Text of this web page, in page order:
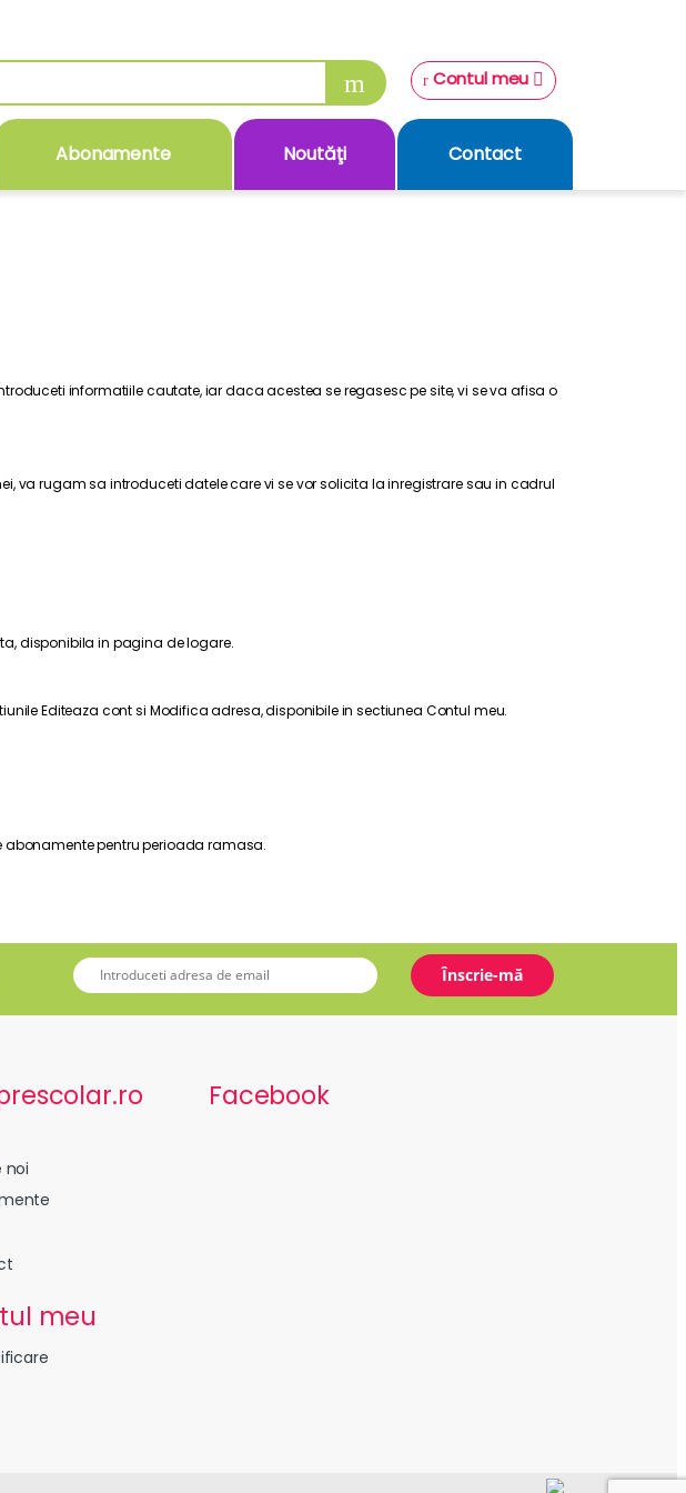
Contul meu
Abonamente Noutăţi Contact
informatiile cautate, iar daca acestea se regasesc pe site, vi se va afisa o
va rugam sa introduceti datele care vi se vor solicita la inregistrare sau in cadrul
disponibila in pagina de logare.
Editeaza cont si Modifica adresa, disponibile in sectiunea Contul meu.
pentru perioada ramasa.
noi
meu
Facebook